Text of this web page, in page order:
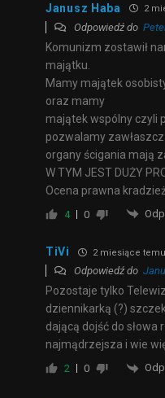
Janusz Haba 2
Odpowiedź do
Komunizm zostawił
majątku.
Mamy majątek
oraz mamy
majątek wspólny czyli
pozwalamy
organy ścigania mają
W TYM JEST DUŻY
Ocena prawna
4 0
TiVi 2 miesiące temu
Odpowiedź do
Pozostaje tylko
dziennikarką (?)
dającą dojść do
najmądrzejsza i wie
2 0